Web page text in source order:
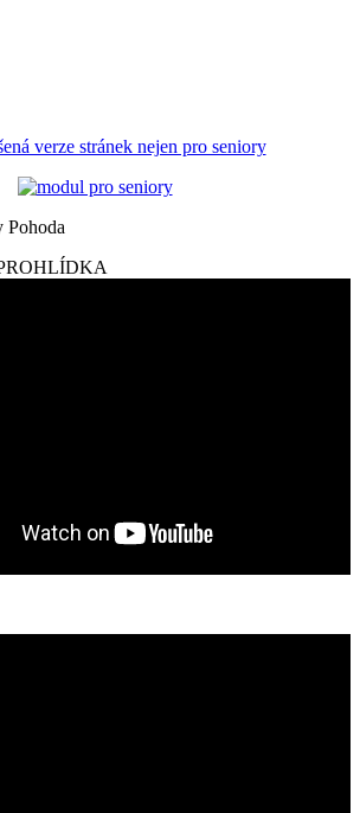
verze stránek nejen pro seniory